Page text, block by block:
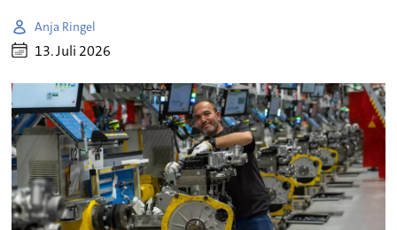
Anja Ringel
13. Juli 2026